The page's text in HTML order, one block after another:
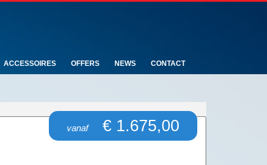
ACCESSOIRES OFFERS NEWS CONTACT
vanaf€ 1.675,00